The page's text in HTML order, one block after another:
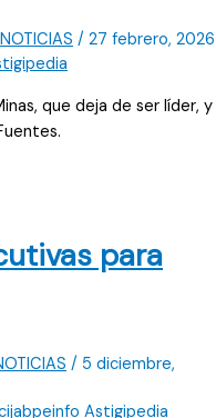
NOTICIAS / 27 febrero, 2026
que deja de ser líder, y
para
/ 5 diciembre,